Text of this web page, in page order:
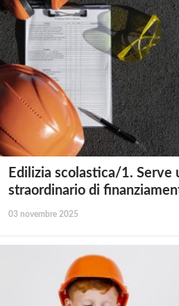
Edilizia scolastica/1. Serve
straordinario di
03 novembre 2025